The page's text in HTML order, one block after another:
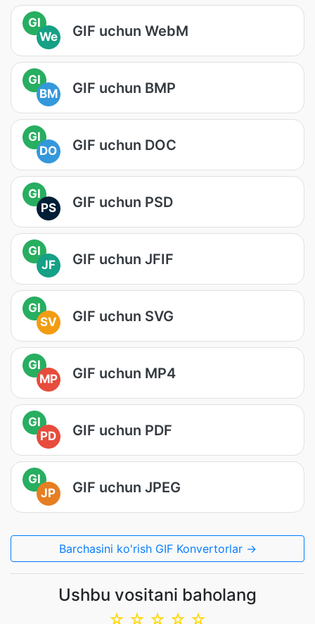
GI
We
GIF uchun WebM
GI
BM
GIF uchun BMP
GI
DO
GIF uchun DOC
GI
PS
GIF uchun PSD
GI
JF
GIF uchun JFIF
GI
SV
GIF uchun SVG
GI
MP
GIF uchun MP4
GI
PD
GIF uchun PDF
GI
JP
GIF uchun JPEG
Barchasini ko'rish GIF Konvertorlar →
Ushbu vositani baholang
☆
☆
☆
☆
☆